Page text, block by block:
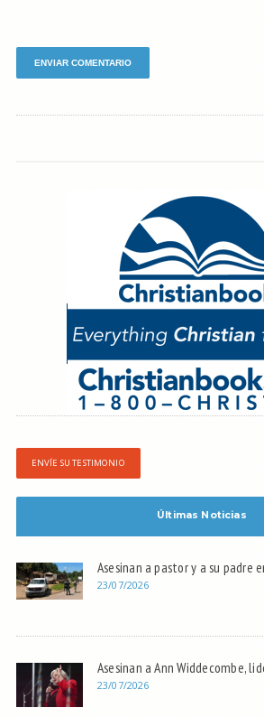
ENVÍE SU TESTIMONIO
Últimas Noticias
Asesinan a pastor y a su padre
23/07/2026
Asesinan a Ann Widdecombe,
23/07/2026